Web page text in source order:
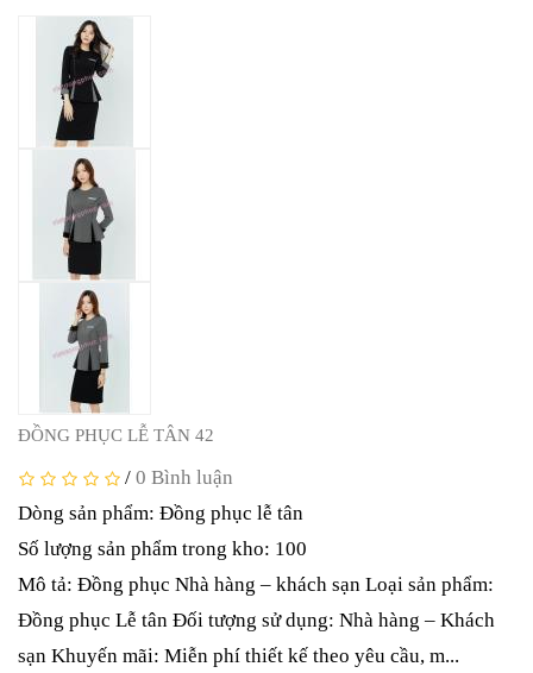
ĐỒNG PHỤC LỄ TÂN 42
Dòng sản phẩm: Đồng phục lễ tân
Số lượng sản phẩm trong kho: 100
Mô tả: Đồng phục Nhà hàng – khách sạn Loại sản phẩm:
Đồng phục Lễ tân Đối tượng sử dụng: Nhà hàng – Khách
sạn Khuyến mãi: Miễn phí thiết kế theo yêu cầu, m...
Sản phẩm này yêu cầu số lượng đặt tối thiểu là 10
Xu Hướng Tìm Kiếm: áo lễ tân đồng phục lễ tân quán bar
lễ tân nha khoa
đồng phục lễ tân khách sạn 5 sao
sạn
đồng phục Lễ tân Nhà hàng đồng phục lễ tân nữ
Chia Sẻ Trên: